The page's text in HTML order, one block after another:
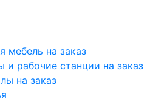
мебель на заказ
и рабочие станции на заказ
на заказ